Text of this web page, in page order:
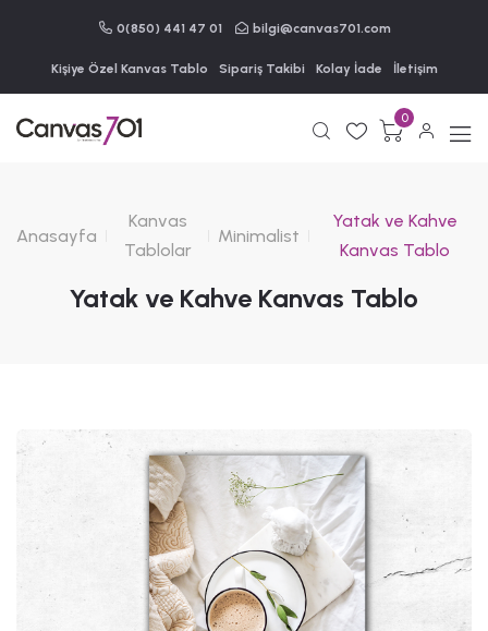
0(850) 441 47 01 bilgi@canvas701.com
Kişiye Özel Kanvas Tablo Sipariş Takibi Kolay İade İletişim
0
Anasayfa
Kanvas
Tablolar
Minimalist
Yatak ve Kahve
Kanvas Tablo
Yatak ve Kahve Kanvas Tablo